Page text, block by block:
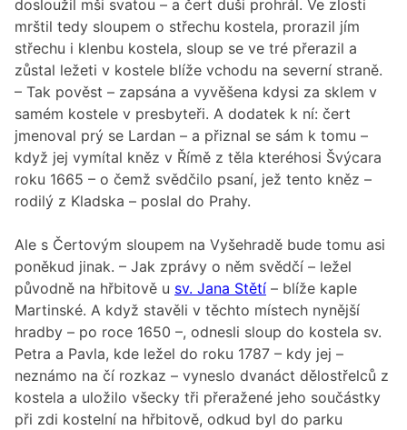
dosloužil mši svatou – a čert duši prohrál. Ve zlosti
mrštil tedy sloupem o střechu kostela, prorazil jím
střechu i klenbu kostela, sloup se ve tré přerazil a
zůstal ležeti v kostele blíže vchodu na severní straně.
– Tak pověst – zapsána a vyvěšena kdysi za sklem v
samém kostele v presbyteři. A dodatek k ní: čert
jmenoval prý se Lardan – a přiznal se sám k tomu –
když jej vymítal kněz v Římě z těla kteréhosi Švýcara
roku 1665 – o čemž svědčilo psaní, jež tento kněz –
rodilý z Kladska – poslal do Prahy.
Ale s Čertovým sloupem na Vyšehradě bude tomu asi
poněkud jinak. – Jak zprávy o něm svědčí – ležel
původně na hřbitově u sv. Jana Stětí – blíže kaple
Martinské. A když stavěli v těchto místech nynější
hradby – po roce 1650 –, odnesli sloup do kostela sv.
Petra a Pavla, kde ležel do roku 1787 – kdy jej –
neznámo na čí rozkaz – vyneslo dvanáct dělostřelců z
kostela a uložilo všecky tři přeražené jeho součástky
při zdi kostelní na hřbitově, odkud byl do parku